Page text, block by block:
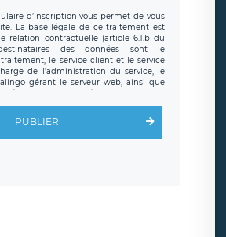
d’inscription vous permet de vous
La base légale de ce traitement est
relation contractuelle (article 6.1.b du
des données sont le
le service client et le service
de l’administration du service, le
gérant le serveur web, ainsi que
hébergé sur un serveur hébergé par
clauses de
au RGPD
. Les données collectées
ce que l’Internaute en sollicite la
PUBLIER